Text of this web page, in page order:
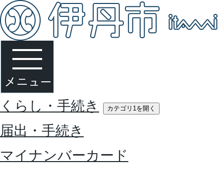
くらし・手続き カテゴリ1を開く
届出・手続き
マイナンバーカード